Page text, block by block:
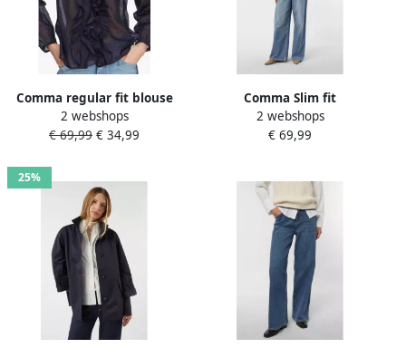
Comma regular fit blouse
van lyocellmix met volants
2 webshops
€ 69,99 € 34,99
Comma Slim fit
overhemdblouse met V-hals
2 webshops
€ 69,99
25%